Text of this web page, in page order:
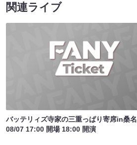
関連ライブ
バッテリィズ寺家の三重っぱり寄席in桑名
08/07 17:00 開場 18:00 開演